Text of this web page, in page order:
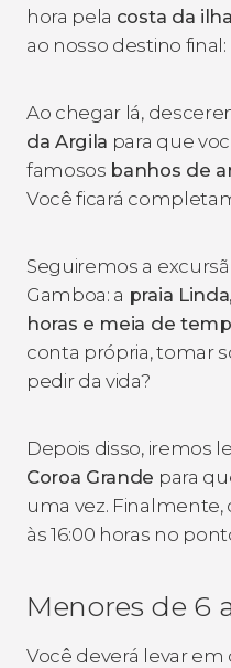
hora pela costa da
ao nosso destino final:
Ao chegar lá,
da Argila para que
famosos banhos de
Você ficará
Seguiremos a
Gamboa: a praia Linda
horas e meia de
conta própria, tomar
pedir da vida?
Depois disso, iremos
Coroa Grande para
uma vez.
às 16:00 horas no
Menores de 6
Você deverá levar